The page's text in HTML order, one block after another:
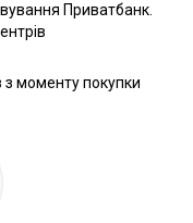
Приватбанк.
з моменту покупки